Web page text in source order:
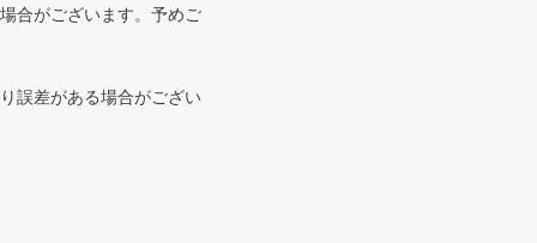
合がございます。予めご
誤差がある場合がござい